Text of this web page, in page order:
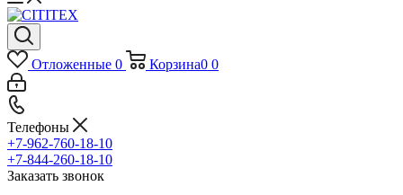
Отложенные 0 Корзина0 0
Телефоны
+7-962-760-18-10
+7-844-260-18-10
Заказать звонок